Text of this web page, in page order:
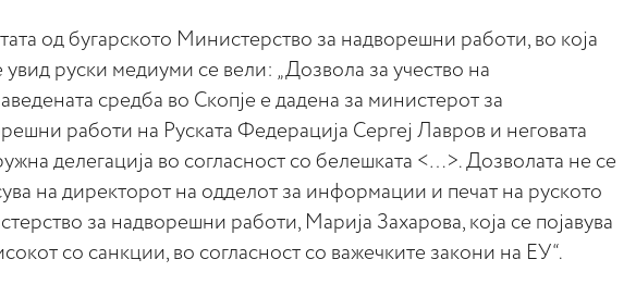
од бугарското Министерство за надворешни работи, во која
увид руски медиуми се вели: „Дозвола за учество на
средба во Скопје е дадена за министерот за
работи на Руската Федерација Сергеј Лавров и неговата
делегација во согласност со белешката <…>. Дозволата не се
на директорот на одделот за информации и печат на руското
за надворешни работи, Марија Захарова, која се појавува
со санкции, во согласност со важечките закони на ЕУ“.